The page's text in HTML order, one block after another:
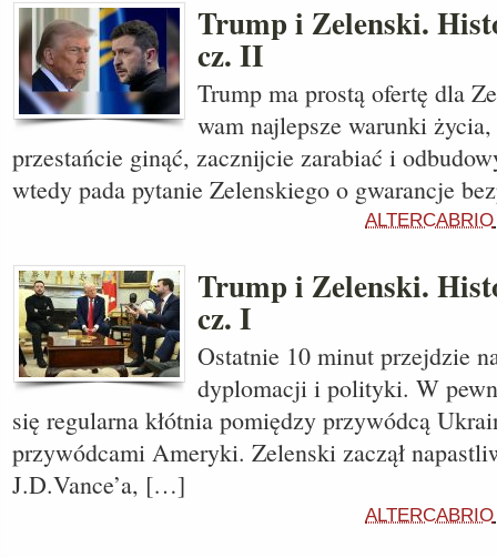
Trump i Zelenski.
cz. II
Trump ma prostą ofertę dla
wam najlepsze warunki
przestańcie ginąć, zacznijcie zarabiać i
wtedy pada pytanie Zelenskiego o gwarancje
ALTERCABRIO
Trump i Zelenski.
cz. I
Ostatnie 10 minut przejdzie
dyplomacji i polityki. W
się regularna kłótnia pomiędzy przywódcą
przywódcami Ameryki. Zelenski zaczął
J.D.Vance’a, […]
ALTERCABRIO